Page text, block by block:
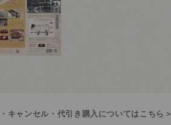
キャンセル・代引き購入についてはこちら＞